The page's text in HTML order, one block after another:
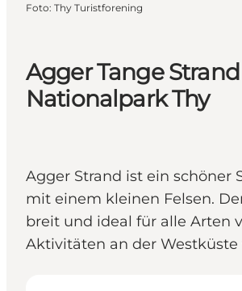
Agger Tange
Nationalpark Thy
Agger Strand ist ein schöner
mit einem kleinen Felsen.
breit und ideal für alle Arten
Aktivitäten an der Westküste
Foto: Thy Turistforening